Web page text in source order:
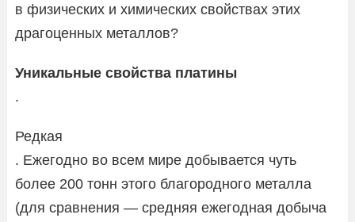
в физических и химических свойствах этих
драгоценных металлов?
Уникальные свойства платины
.
Редкая
. Ежегодно во всем мире добывается чуть
более 200 тонн этого благородного металла
(для сравнения — средняя ежегодная добыча